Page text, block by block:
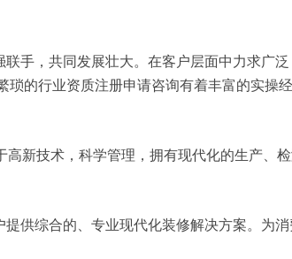
手，共同发展壮大。在客户层面中力求广
的行业资质注册申请咨询有着丰富的实操
新技术，科学管理，拥有现代化的生产、
供综合的、专业现代化装修解决方案。为